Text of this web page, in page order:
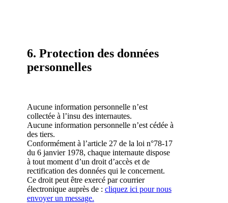
6. Protection des données
personnelles
Aucune information personnelle n’est
collectée à l’insu des internautes.
Aucune information personnelle n’est cédée à
des tiers.
Conformément à l’article 27 de la loi n°78-17
du 6 janvier 1978, chaque internaute dispose
à tout moment d’un droit d’accès et de
rectification des données qui le concernent.
Ce droit peut être exercé par courrier
électronique auprès de : cliquez ici pour nous
envoyer un message.